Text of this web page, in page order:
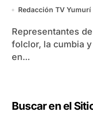
Redacción TV Yumurí
Representantes de la trova, el bolero, el
folclor, la cumbia
en...
Buscar en el